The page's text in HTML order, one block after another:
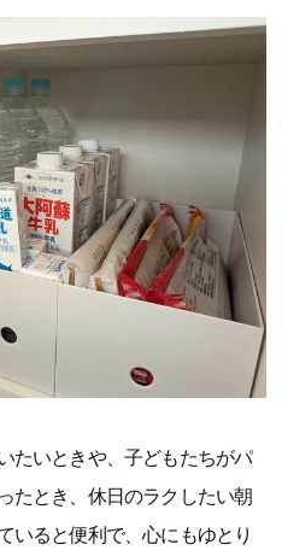
たいときや、子どもたちがパ
とき、休日のラクしたい朝
いると便利で、心にもゆとり